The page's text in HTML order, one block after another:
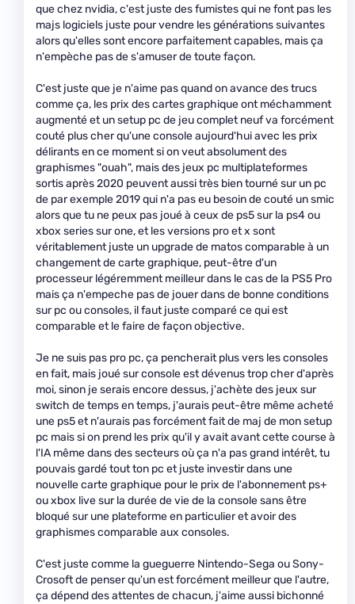
que chez nvidia, c'est juste des fumistes qui ne font pas les
majs logiciels juste pour vendre les générations suivantes
alors qu'elles sont encore parfaitement capables, mais ça
n'empèche pas de s'amuser de toute façon.
C'est juste que je n'aime pas quand on avance des trucs
comme ça, les prix des cartes graphique ont méchamment
augmenté et un setup pc de jeu complet neuf va forcément
couté plus cher qu'une console aujourd'hui avec les prix
délirants en ce moment si on veut absolument des
graphismes "ouah", mais des jeux pc multiplateformes
sortis après 2020 peuvent aussi très bien tourné sur un pc
de par exemple 2019 qui n'a pas eu besoin de couté un smic
alors que tu ne peux pas joué à ceux de ps5 sur la ps4 ou
xbox series sur one, et les versions pro et x sont
véritablement juste un upgrade de matos comparable à un
changement de carte graphique, peut-être d'un
processeur légéremment meilleur dans le cas de la PS5 Pro
mais ça n'empeche pas de jouer dans de bonne conditions
sur pc ou consoles, il faut juste comparé ce qui est
comparable et le faire de façon objective.
Je ne suis pas pro pc, ça pencherait plus vers les consoles
en fait, mais joué sur console est dévenus trop cher d'après
moi, sinon je serais encore dessus, j'achète des jeux sur
switch de temps en temps, j'aurais peut-être même acheté
une ps5 et n'aurais pas forcément fait de maj de mon setup
pc mais si on prend les prix qu'il y avait avant cette course à
l'IA même dans des secteurs où ça n'a pas grand intérêt, tu
pouvais gardé tout ton pc et juste investir dans une
nouvelle carte graphique pour le prix de l'abonnement ps+
ou xbox live sur la durée de vie de la console sans être
bloqué sur une plateforme en particulier et avoir des
graphismes comparable aux consoles.
C'est juste comme la gueguerre Nintendo-Sega ou Sony-
Crosoft de penser qu'un est forcément meilleur que l'autre,
ça dépend des attentes de chacun, j'aime aussi bichonné